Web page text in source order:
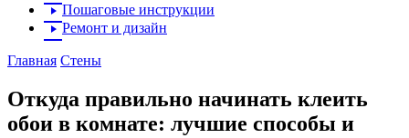
Пошаговые инструкции
Ремонт и дизайн
Главная Стены
Откуда правильно начинать клеить
обои в комнате: лучшие способы и